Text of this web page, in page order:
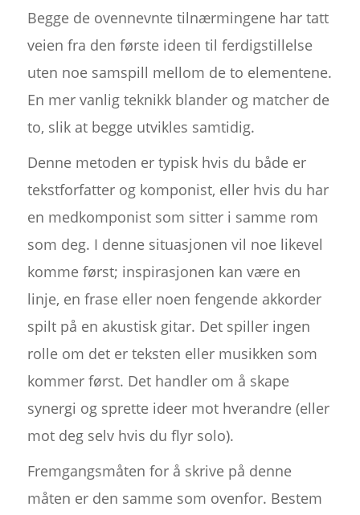
Begge de ovennevnte tilnærmingene har tatt
veien fra den første ideen til ferdigstillelse
uten noe samspill mellom de to elementene.
En mer vanlig teknikk blander og matcher de
to, slik at begge utvikles samtidig.
Denne metoden er typisk hvis du både er
tekstforfatter og komponist, eller hvis du har
en medkomponist som sitter i samme rom
som deg. I denne situasjonen vil noe likevel
komme først; inspirasjonen kan være en
linje, en frase eller noen fengende akkorder
spilt på en akustisk gitar. Det spiller ingen
rolle om det er teksten eller musikken som
kommer først. Det handler om å skape
synergi og sprette ideer mot hverandre (eller
mot deg selv hvis du flyr solo).
Fremgangsmåten for å skrive på denne
måten er den samme som ovenfor. Bestem